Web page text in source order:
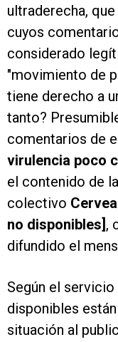
ultraderecha,
cuyos
considerado
"movimiento de
tiene derecho a
tanto?
comentarios de
virulencia poco
el contenido de
colectivo
no disponibles] ,
difundido el
Según el
disponibles
situación al